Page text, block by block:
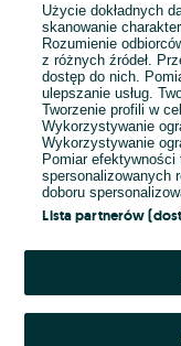
E-mail
Hasło
Użycie dokładnych
skanowanie
Rozumienie
z różnych źródeł.
dostęp do nich.
ulepszanie usług.
Tworzenie profili w
Wykorzystywanie
Wykorzystywanie
Pomiar
spersonalizowanych
doboru
Lista partnerów